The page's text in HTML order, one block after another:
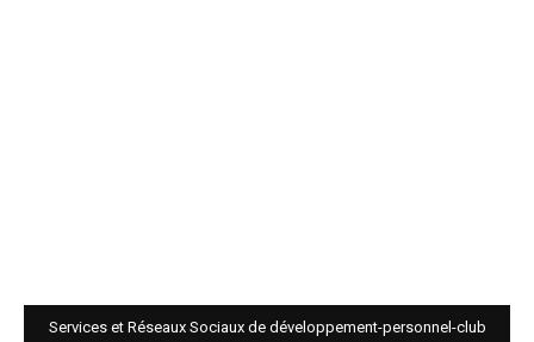
Services et Réseaux Sociaux de développement-personnel-club